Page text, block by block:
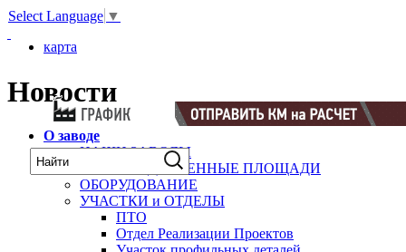
Select Language ▼
карта
Новости
О заводе
НАШИ ЗАВОДЫ
ПРОИЗВОДСТВЕННЫЕ ПЛОЩАДИ
ОБОРУДОВАНИЕ
УЧАСТКИ и ОТДЕЛЫ
ПТО
Отдел Реализации Проектов